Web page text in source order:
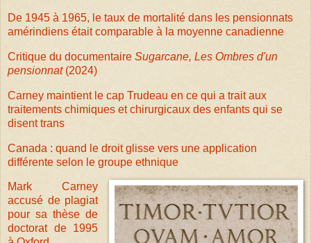
De 1945 à 1965, le taux de mortalité dans les pensionnats
amérindiens était comparable à la moyenne canadienne
Critique du documentaire Sugarcane, Les Ombres d'un
pensionnat(2024)
Carney maintient le cap Trudeau en ce qui a trait aux
traitements chimiques et chirurgicaux des enfants qui se
disent trans
Canada : quand le droit glisse vers une application
différente selon le groupe ethnique
Mark Carney
accusé de plagiat
pour sa thèse de
doctorat de 1995